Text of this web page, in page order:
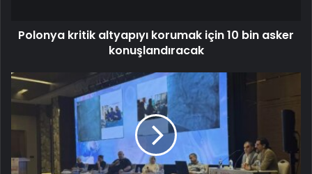
Polonya kritik altyapıyı korumak için 10 bin asker
konuşlandıracak